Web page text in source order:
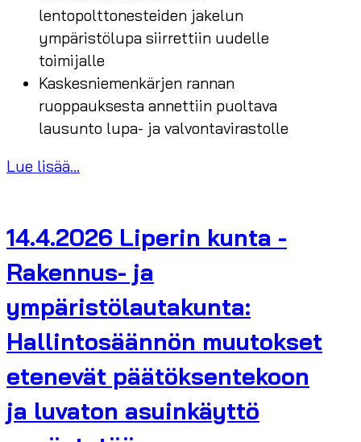
lentopolttonesteiden jakelun
ympäristölupa siirrettiin uudelle
toimijalle
Kaskesniemenkärjen rannan
ruoppauksesta annettiin puoltava
lausunto lupa- ja valvontavirastolle
Lue lisää...
14.4.2026 Liperin kunta -
Rakennus- ja
ympäristölautakunta:
Hallintosäännön muutokset
etenevät päätöksentekoon
ja luvaton asuinkäyttö